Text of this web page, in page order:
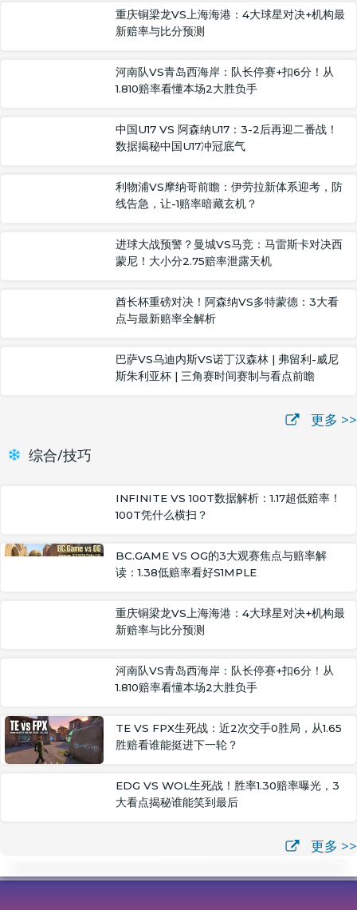
重庆铜梁龙VS上海海港：4大球星对决+机构最
新赔率与比分预测
河南队VS青岛西海岸：队长停赛+扣6分！从
1.810赔率看懂本场2大胜负手
中国U17 VS 阿森纳U17：3-2后再迎二番战！
数据揭秘中国U17冲冠底气
利物浦VS摩纳哥前瞻：伊劳拉新体系迎考，防
线告急，让-1赔率暗藏玄机？
进球大战预警？曼城VS马竞：马雷斯卡对决西
蒙尼！大小分2.75赔率泄露天机
酋长杯重磅对决！阿森纳VS多特蒙德：3大看
点与最新赔率全解析
巴萨VS乌迪内斯VS诺丁汉森林 | 弗留利-威尼
斯朱利亚杯 | 三角赛时间赛制与看点前瞻
更多 >>
综合/技巧
INFINITE VS 100T数据解析：1.17超低赔率！
100T凭什么横扫？
BC.GAME VS OG的3大观赛焦点与赔率解
读：1.38低赔率看好S1MPLE
重庆铜梁龙VS上海海港：4大球星对决+机构最
新赔率与比分预测
河南队VS青岛西海岸：队长停赛+扣6分！从
1.810赔率看懂本场2大胜负手
TE VS FPX生死战：近2次交手0胜局，从1.65
胜赔看谁能挺进下一轮？
EDG VS WOL生死战！胜率1.30赔率曝光，3
大看点揭秘谁能笑到最后
更多 >>